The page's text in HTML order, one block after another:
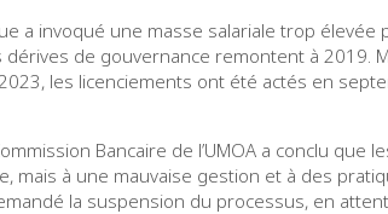
a invoqué une masse salariale trop
de gouvernance remontent à 2019.
les licenciements ont été actés en
Bancaire de l’UMOA a conclu que
mais à une mauvaise gestion et à des
la suspension du processus, en